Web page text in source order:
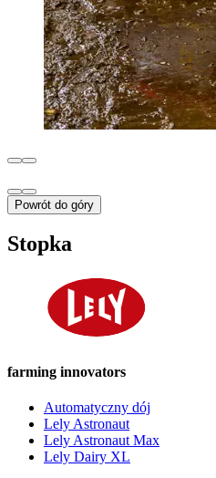
Powrót do góry
Stopka
farming innovators
Automatyczny dój
Lely Astronaut
Lely Astronaut Max
Lely Dairy XL